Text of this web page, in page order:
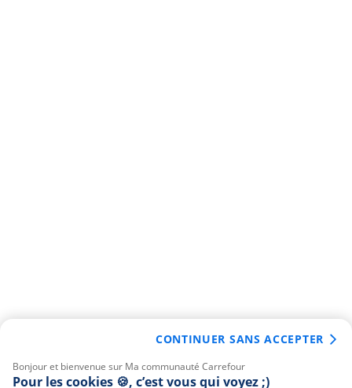
Bonjour et bienvenue sur Ma communauté Carrefour
Pour les cookies 🍪, c’est vous qui voyez ;)
CONTINUER SANS ACCEPTER